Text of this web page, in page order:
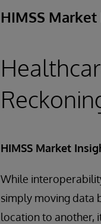
HIMSS
HIMSS Market
While
simply moving data
location to another,